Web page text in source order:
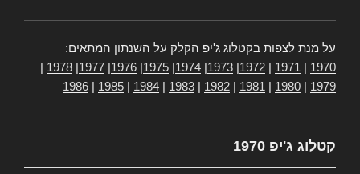
על מנת לצפות בקטלוג ג'יפ הקלק על השנתון המתאים:
1970
1971
1972
1973
1974
1975
1976
1977
1978
1979
1980
1981
1982
1983
1984
1985
1986
קטלוג ג'יפ 1970